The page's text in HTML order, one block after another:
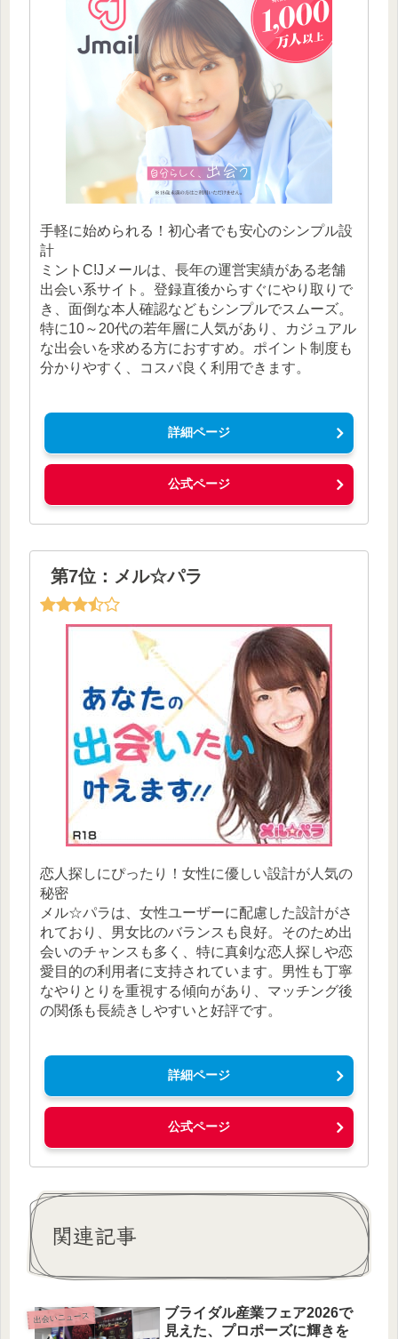
手軽に始められる！初心者でも安心のシンプル設
計
ミントC!Jメールは、長年の運営実績がある老舗
出会い系サイト。登録直後からすぐにやり取りで
き、面倒な本人確認などもシンプルでスムーズ。
特に10～20代の若年層に人気があり、カジュアル
な出会いを求める方におすすめ。ポイント制度も
分かりやすく、コスパ良く利用できます。
詳細ページ
公式ページ
第7位：メル☆パラ
恋人探しにぴったり！女性に優しい設計が人気の
秘密
メル☆パラは、女性ユーザーに配慮した設計がさ
れており、男女比のバランスも良好。そのため出
会いのチャンスも多く、特に真剣な恋人探しや恋
愛目的の利用者に支持されています。男性も丁寧
なやりとりを重視する傾向があり、マッチング後
の関係も長続きしやすいと好評です。
詳細ページ
公式ページ
関連記事
出会いニュース
ブライダル産業フェア2026で
見えた、プロポーズに輝きを